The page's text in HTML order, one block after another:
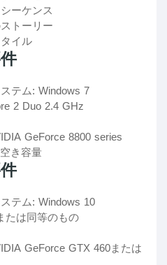
ーケンス
トーリー
イル
テム: Windows 7
2 Duo 2.4 GHz
GeForce 8800 series
き容量
テム: Windows 10
たは同等のもの
GeForce GTX 460または